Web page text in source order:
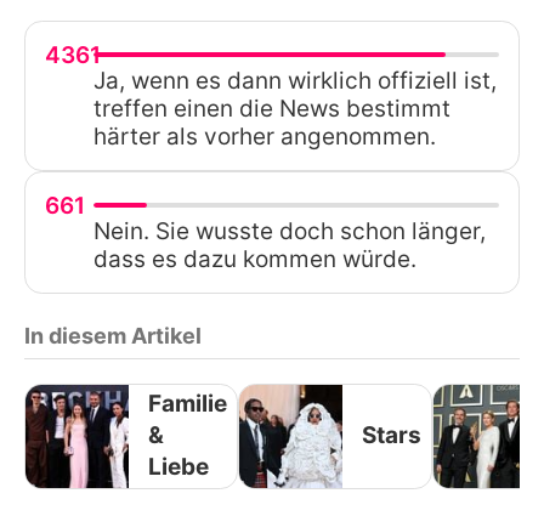
4361
Ja, wenn es dann wirklich offiziell ist,
treffen einen die News bestimmt
härter als vorher angenommen.
661
Nein. Sie wusste doch schon länger,
dass es dazu kommen würde.
In diesem Artikel
Familie
&
Liebe
Stars